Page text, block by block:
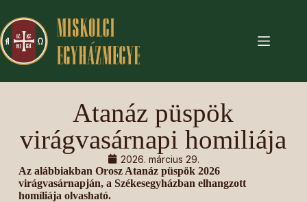
Atanáz püspök
virágvasárnapi homiliája
2026. március 29.
Az alábbiakban Orosz Atanáz püspök 2026
virágvasárnapján, a Székesegyházban elhangzott
homíliája olvasható.